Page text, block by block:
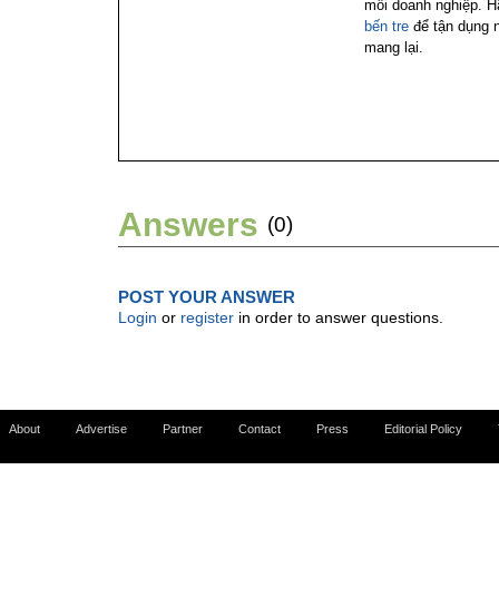
mỗi doanh nghiệp.
bến tre để tận dụng
mang lại.
Answers (0)
POST YOUR ANSWER
Login or register in order to answer questions.
About Advertise Partner Contact Press Editorial Policy